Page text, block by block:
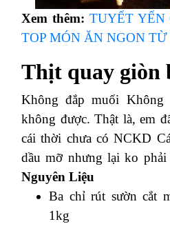
Xem thêm: TUYẾT YẾN
TOP MÓN ĂN NGON
Thịt quay giòn
Không đắp muối Không
không được. Thật là, em
cái thời chưa có NCKD
dầu mỡ nhưng lại ko
Nguyên Liệu
Ba chỉ rút sườn cắt
1kg